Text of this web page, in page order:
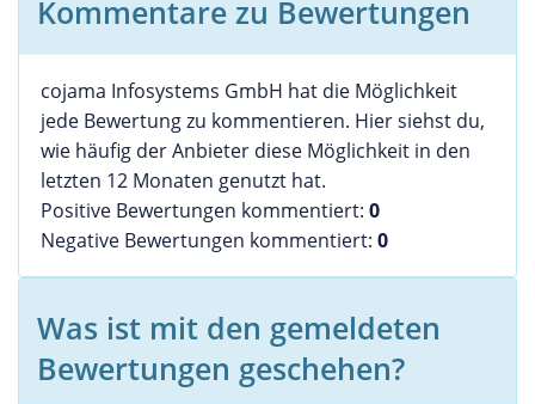
Kommentare zu Bewertungen
cojama Infosystems GmbH hat die Möglichkeit
jede Bewertung zu kommentieren. Hier siehst du,
wie häufig der Anbieter diese Möglichkeit in den
letzten 12 Monaten genutzt hat.
Positive Bewertungen kommentiert: 0
Negative Bewertungen kommentiert: 0
Was ist mit den gemeldeten
Bewertungen geschehen?